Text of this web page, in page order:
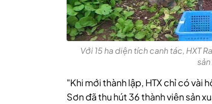
Với 15 ha diện tích canh tác, HXT
"Khi mới thành lập, HTX chỉ có vài
Sơn đã thu hút 36 thành viên sản